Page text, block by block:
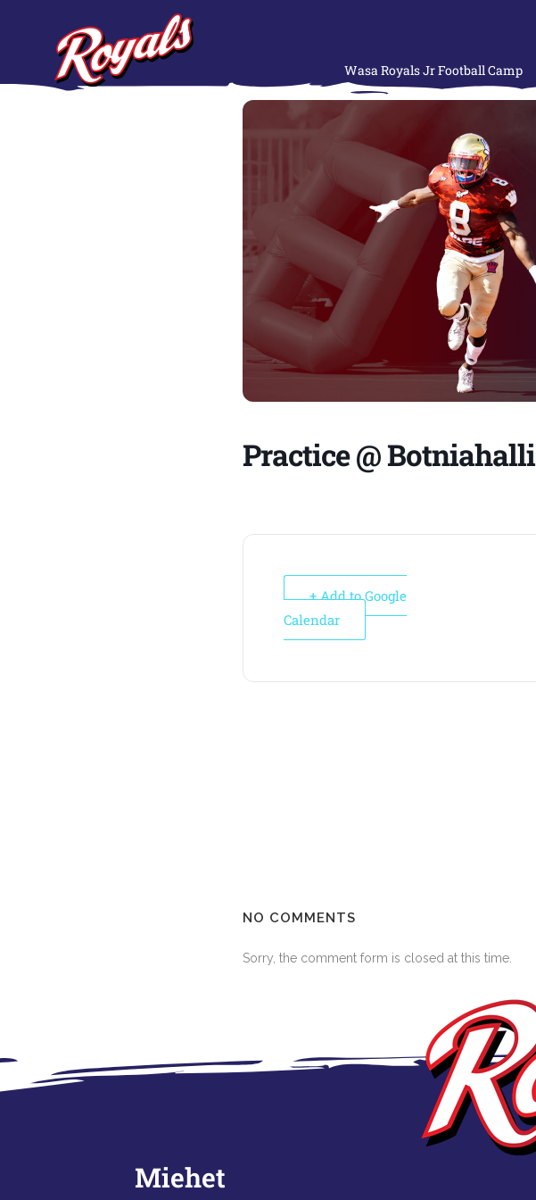
Wasa Royals Jr Football Camp
Practice @ Botniahalli
+ Add to Google
Calendar
NO COMMENTS
Sorry, the comment form is closed at this time.
Miehet